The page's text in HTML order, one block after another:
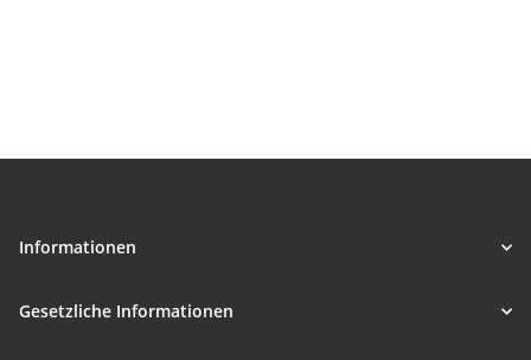
Informationen
Gesetzliche Informationen